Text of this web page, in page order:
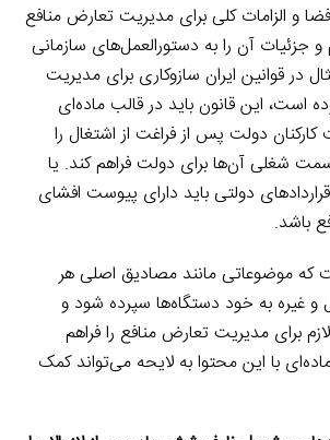
و الزامات کلی برای مدیریت تعارض منافع
و جزئیات آن را به دستورالعمل‌های سازمانی
در قوانین ایران سازوکاری برای مدیریت
است، این قانون باید در قالب ماده‌ای
کارکنان دولت پس از فراغت از اشتغال را
شغلی آن‌ها برای دولت فراهم کند. یا
دولتی باید دارای پیوست افشای
باشد.
که موضوعاتی مانند مصادیق اصلی هر
و غیره به خود دستگاه‌ها سپرده شود و
برای مدیریت تعارض منافع را فراهم
با این محتوا به لایحه می‌تواند کمک